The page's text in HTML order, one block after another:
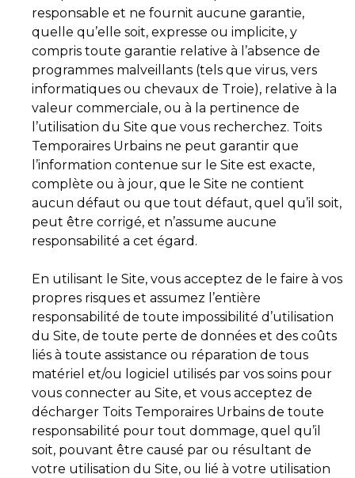
responsable et ne fournit aucune garantie,
quelle qu’elle soit, expresse ou implicite, y
compris toute garantie relative à l’absence de
programmes malveillants (tels que virus, vers
informatiques ou chevaux de Troie), relative à la
valeur commerciale, ou à la pertinence de
l’utilisation du Site que vous recherchez. Toits
Temporaires Urbains ne peut garantir que
l’information contenue sur le Site est exacte,
complète ou à jour, que le Site ne contient
aucun défaut ou que tout défaut, quel qu’il soit,
peut être corrigé, et n’assume aucune
responsabilité a cet égard.
En utilisant le Site, vous acceptez de le faire à vos
propres risques et assumez l’entière
responsabilité de toute impossibilité d’utilisation
du Site, de toute perte de données et des coûts
liés à toute assistance ou réparation de tous
matériel et/ou logiciel utilisés par vos soins pour
vous connecter au Site, et vous acceptez de
décharger Toits Temporaires Urbains de toute
responsabilité pour tout dommage, quel qu’il
soit, pouvant être causé par ou résultant de
votre utilisation du Site, ou lié à votre utilisation